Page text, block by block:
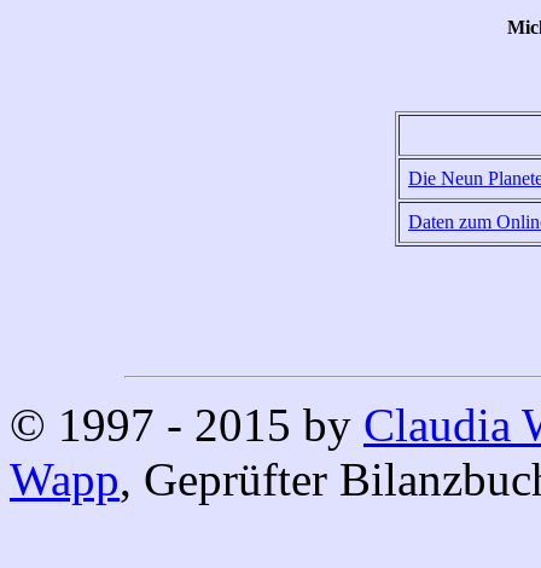
Die Neun
Daten zum
© 1997 - 2015 by Claudia
Wapp, Geprüfter